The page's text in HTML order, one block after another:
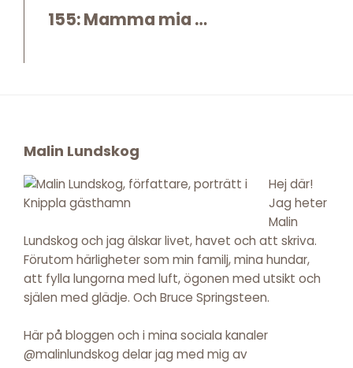
155: Mamma mia …
Footer
Malin Lundskog
Hej där!
Jag heter
Malin
Lundskog och jag älskar livet, havet och att skriva.
Förutom härligheter som min familj, mina hundar,
att fylla lungorna med luft, ögonen med utsikt och
själen med glädje. Och Bruce Springsteen.
Här på bloggen och i mina sociala kanaler
@malinlundskog delar jag med mig av